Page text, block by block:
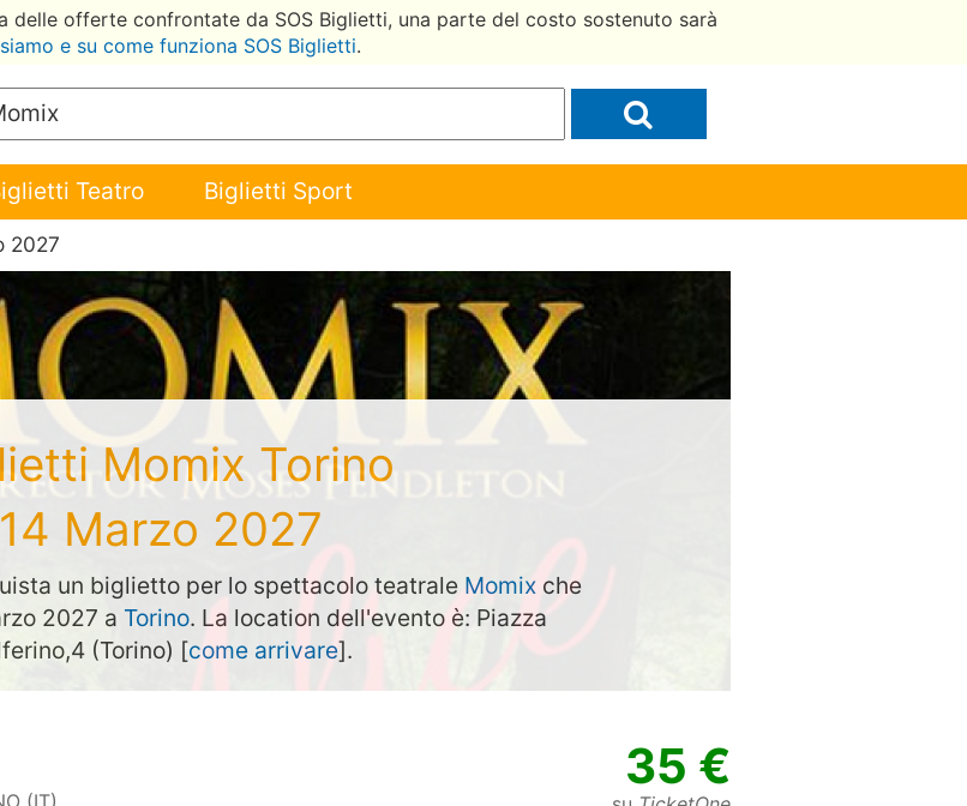
delle offerte confrontate da SOS Biglietti, una parte del costo sostenuto sarà
e su come funziona SOS Biglietti.
Teatro Biglietti Sport
2027
Momix Torino
14 Marzo 2027
un biglietto per lo spettacolo teatrale Momixche
2027 a Torino. La location dell'evento è: Piazza
(Torino) [come arrivare].
(IT)
35 €